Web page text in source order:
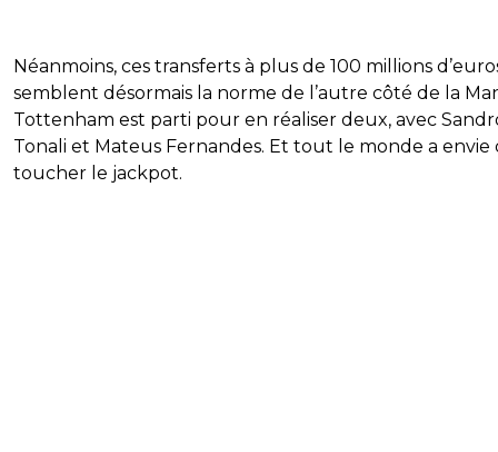
Néanmoins, ces transferts à plus de 100 millions
semblent désormais la norme de l’autre côté de la
Tottenham est parti pour en réaliser deux, avec
Tonali et Mateus Fernandes. Et tout le monde a envie
toucher le jackpot.